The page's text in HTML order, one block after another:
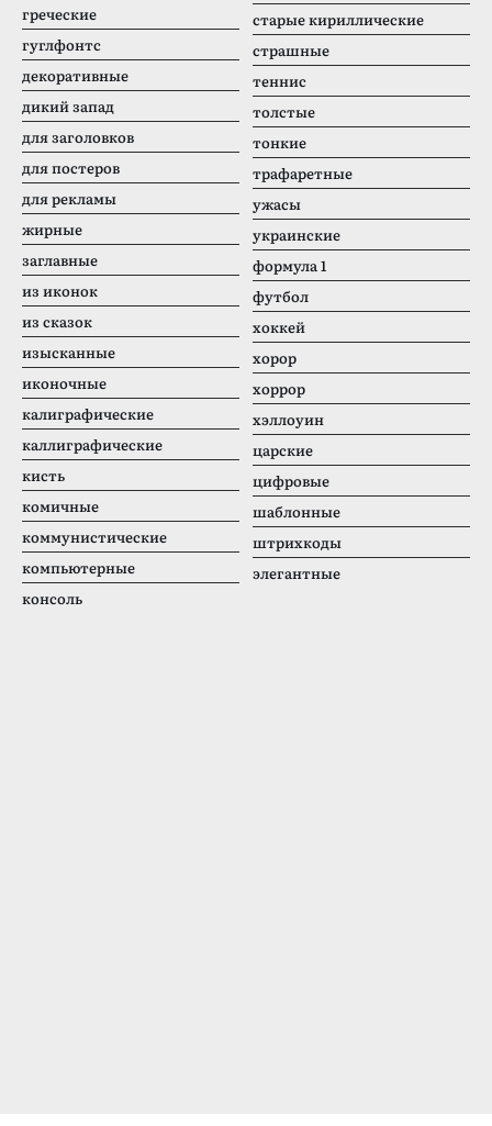
греческие
гуглфонтс
декоративные
дикий запад
для заголовков
для постеров
для рекламы
жирные
заглавные
из иконок
из сказок
изысканные
иконочные
калиграфические
каллиграфические
кисть
комичные
коммунистические
компьютерные
консоль
старые кириллические
страшные
теннис
толстые
тонкие
трафаретные
ужасы
украинские
формула 1
футбол
хоккей
хорор
хоррор
хэллоуин
царские
цифровые
шаблонные
штрихкоды
элегантные